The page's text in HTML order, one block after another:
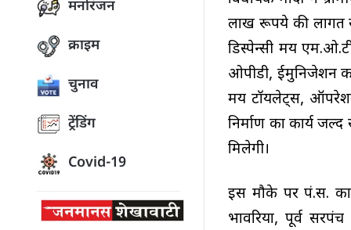
मनोरंजन
क्राइम
चुनाव
ट्रेंडिंग
Covid-19
लाख रूपये की लागत
डिस्पेन्सी मय
ओपीडी, ईमुनिजेशन
मय टॉयलेट्स,
निर्माण का कार्य
मिलेगी।
इस मौके पर पं.स.
भावरिया, पूर्व